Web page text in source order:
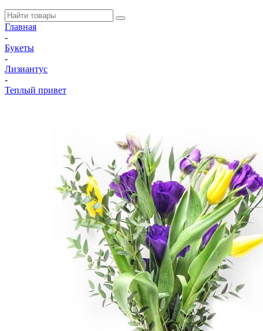
Главная
-
Букеты
-
Лизиантус
-
Теплый привет